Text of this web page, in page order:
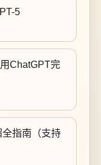
5
ChatGPT完
指南（支持